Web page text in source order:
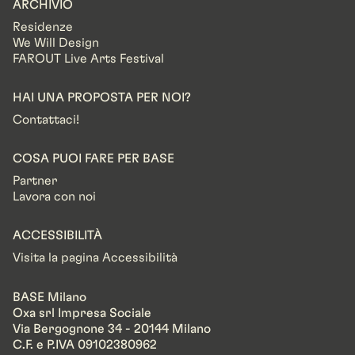
ARCHIVIO
Residenze
We Will Design
FAROUT Live Arts Festival
HAI UNA PROPOSTA PER NOI?
Contattaci!
COSA PUOI FARE PER BASE
Partner
Lavora con noi
ACCESSIBILITÀ
Visita la pagina Accessibilità
BASE Milano
Oxa srl Impresa Sociale
Via Bergognone 34 - 20144 Milano
C.F. e P.IVA 09102380962